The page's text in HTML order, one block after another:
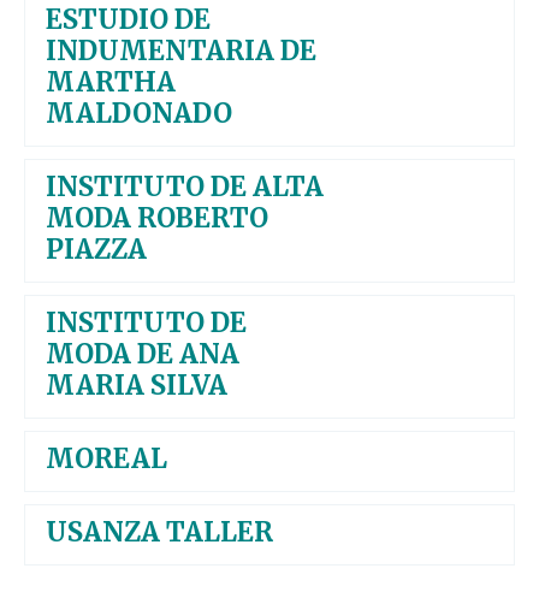
ESTUDIO DE
INDUMENTARIA DE
MARTHA
MALDONADO
INSTITUTO DE ALTA
MODA ROBERTO
PIAZZA
INSTITUTO DE
MODA DE ANA
MARIA SILVA
MOREAL
USANZA TALLER